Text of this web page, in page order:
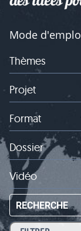
Mode
Thèmes
Projet
Format
Dossier
Vidéo
RECHERCHE